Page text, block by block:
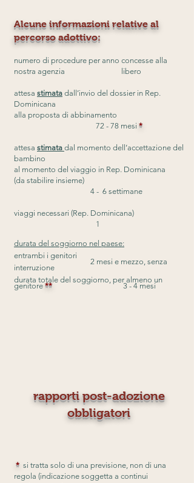
Alcune informazioni relative al
percorso adottivo:
numero di procedure per anno concesse alla
nostra agenzia libero
attesa stimata dall’invio del dossier in Rep.
Dominicana
alla proposta di abbinamento
72 - 78 mesi *
attesa stimata dal momento dell’accettazione del
bambino
al momento del viaggio in Rep. Dominicana
(da stabilire insieme)
4 - 6 settimane
viaggi necessari (Rep. Dominicana)
1
durata del soggiorno nel paese:
entrambi i genitori
2 mesi e mezzo, senza
interruzione
durata totale del soggiorno, per almeno un
genitore **3 - 4 mesi
rapporti post-adozione
obbligatori
* si tratta solo di una previsione, non di una
regola (indicazione soggetta a continui